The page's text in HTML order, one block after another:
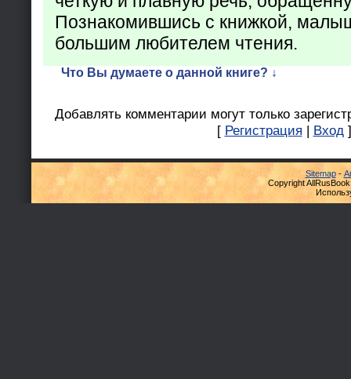
Познакомившись с книжкой,
большим любителем чтения.
Что Вы думаете о данной книге? ↓
Добавлять комментарии могут только
[ Регистрация | Вход ]
Sitemap-
Copyright